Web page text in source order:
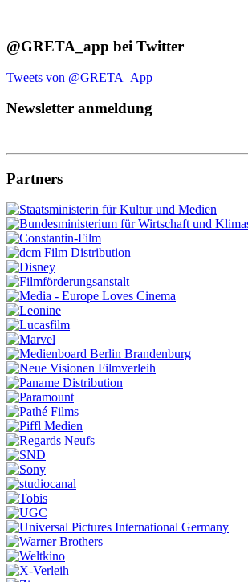
@GRETA_app bei Twitter
Tweets von @GRETA_App
Newsletter anmeldung
Partners